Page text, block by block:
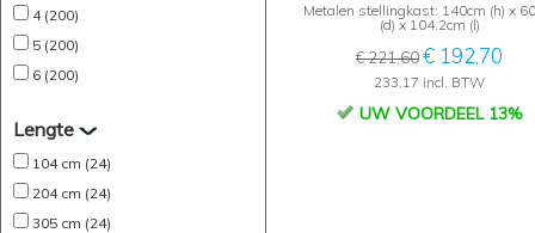
4 (200)
5 (200)
6 (200)
Lengte
104 cm (24)
204 cm (24)
305 cm (24)
Metalen stellingkast: 140cm (h) x
(d) x 104.2cm (l)
€ 221,60€ 192,70
233,17 incl. BTW
UW VOORDEEL 13%